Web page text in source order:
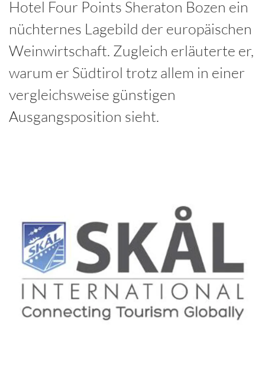
Hotel Four Points Sheraton Bozen ein
nüchternes Lagebild der europäischen
Weinwirtschaft. Zugleich erläuterte er,
warum er Südtirol trotz allem in einer
vergleichsweise günstigen
Ausgangsposition sieht.